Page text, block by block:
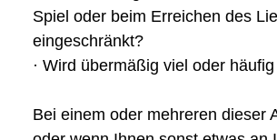
Spiel oder beim Erreichen des
eingeschränkt?
· Wird übermäßig viel oder
Bei einem oder mehreren dieser